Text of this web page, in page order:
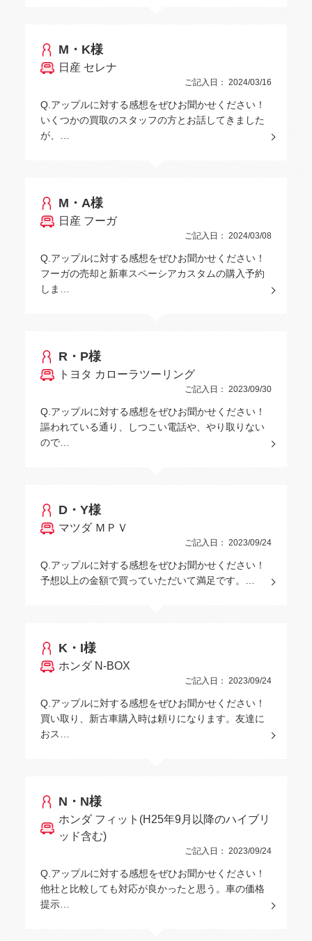
M・K様
日産 セレナ
ご記入日： 2024/03/16
Q.アップルに対する感想をぜひお聞かせください！
いくつかの買取のスタッフの方とお話してきました
が、…
M・A様
日産 フーガ
ご記入日： 2024/03/08
Q.アップルに対する感想をぜひお聞かせください！
フーガの売却と新車スペーシアカスタムの購入予約
しま…
R・P様
トヨタ カローラツーリング
ご記入日： 2023/09/30
Q.アップルに対する感想をぜひお聞かせください！
謳われている通り、しつこい電話や、やり取りない
ので…
D・Y様
マツダ ＭＰＶ
ご記入日： 2023/09/24
Q.アップルに対する感想をぜひお聞かせください！
予想以上の金額で買っていただいて満足です。…
K・I様
ホンダ N-BOX
ご記入日： 2023/09/24
Q.アップルに対する感想をぜひお聞かせください！
買い取り、新古車購入時は頼りになります。友達に
おス…
N・N様
ホンダ フィット(H25年9月以降のハイブリ
ッド含む)
ご記入日： 2023/09/24
Q.アップルに対する感想をぜひお聞かせください！
他社と比較しても対応が良かったと思う。車の価格
提示…